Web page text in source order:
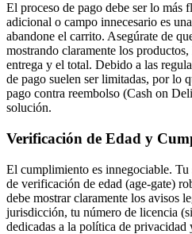
El proceso de pago debe ser lo más
adicional o campo innecesario es
abandone el carrito. Asegúrate de
mostrando claramente los
entrega y el total. Debido a las
de pago suelen ser limitadas, por lo
pago contra reembolso (Cash on
solución.
Verificación de Edad y
El cumplimiento es innegociable.
de verificación de edad (age-gate)
debe mostrar claramente los avisos
jurisdicción, tu número de licencia
dedicadas a la política de privacidad